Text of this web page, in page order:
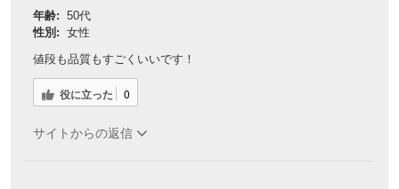
年齢: 50代
性別: 女性
値段も品質もすごくいいです！
役に立った 0
サイトからの返信